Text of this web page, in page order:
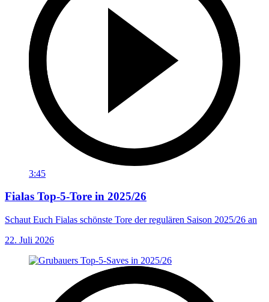
3:45
Fialas Top-5-Tore in 2025/26
Schaut Euch Fialas schönste Tore der regulären Saison 2025/26 an
22. Juli 2026